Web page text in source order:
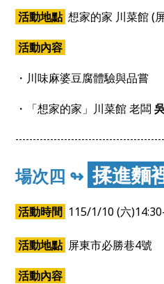
活動地點 想家的家 川菜館 (
活動內容
・川味麻婆豆腐體驗與品嘗
・「想家的家」川菜館 老闆
場次四 ↬ 揉進麵
活動時間 115/1/10 (六
活動地點 屏東市必勝巷4號
活動內容